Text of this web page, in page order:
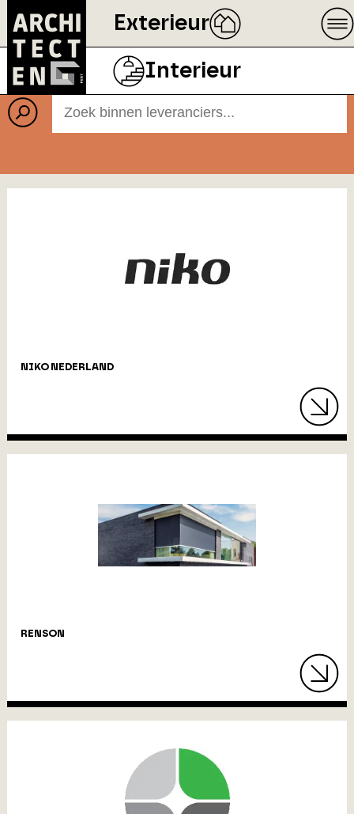
Exterieur
Interieur
Leveranciers
NIKO NEDERLAND
RENSON